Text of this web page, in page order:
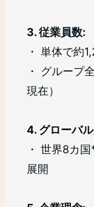
3. 従業員数:
・ 単体で約
・ グループ
現在）
4. グローバ
・ 世界8カ
展開